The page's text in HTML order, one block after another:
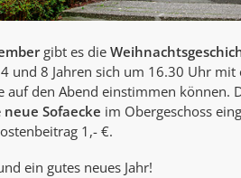
gibt es die
und 8 Jahren sich um 16.30 Uhr mit
auf den Abend einstimmen können.
neue Sofaecke im Obergeschoss
1,- €.
ein gutes neues Jahr!